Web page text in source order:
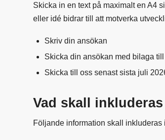
Skicka in en text på maximalt en A4
eller idé bidrar till att motverka
Skriv din ansökan
Skicka din ansökan med bilaga
Skicka till oss senast sista juli
Vad skall
Följande information skall inkluderas